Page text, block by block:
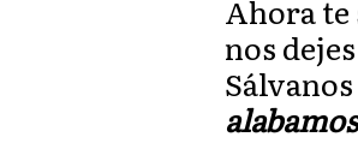
Ahora te
nos